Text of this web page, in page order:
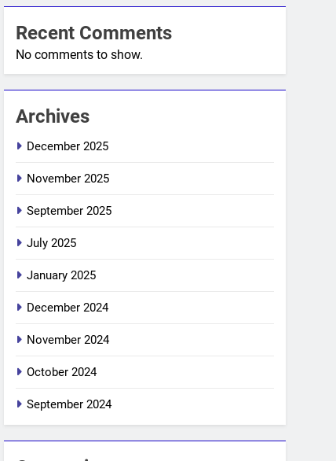
Recent Comments
No comments to show.
Archives
December 2025
November 2025
September 2025
July 2025
January 2025
December 2024
November 2024
October 2024
September 2024